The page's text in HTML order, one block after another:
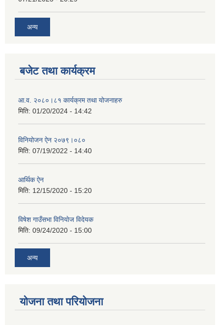
अन्य
बजेट तथा कार्यक्रम
आ.व. २०८०।८१ कार्यक्रम तथा योजनाहरु
मिति: 01/20/2024 - 14:42
विनियोजन ऐन २०७९।०८०
मिति: 07/19/2022 - 14:40
आर्थिक ऐन
मिति: 12/15/2020 - 15:20
विषेश गाउँसभा विनियाेज विदेयक
मिति: 09/24/2020 - 15:00
अन्य
योजना तथा परियोजना